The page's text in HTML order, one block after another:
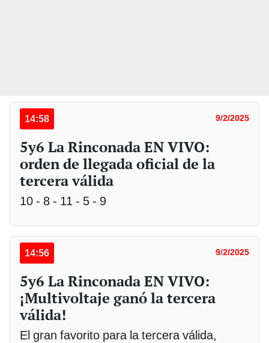
14:58 9/2/2025
5y6 La Rinconada EN VIVO:
orden de llegada oficial de la
tercera válida
10 - 8 - 11 - 5 - 9
14:56 9/2/2025
5y6 La Rinconada EN VIVO:
¡Multivoltaje ganó la tercera
válida!
El gran favorito para la tercera válida,